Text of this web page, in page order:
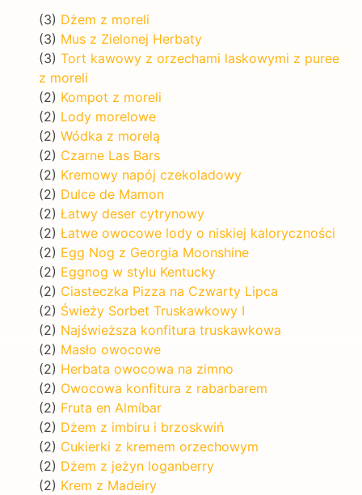
(3) Dżem z moreli
(3) Mus z Zielonej Herbaty
(3) Tort kawowy z orzechami laskowymi z puree
z moreli
(2) Kompot z moreli
(2) Lody morelowe
(2) Wódka z morelą
(2) Czarne Las Bars
(2) Kremowy napój czekoladowy
(2) Dulce de Mamon
(2) Łatwy deser cytrynowy
(2) Łatwe owocowe lody o niskiej kaloryczności
(2) Egg Nog z Georgia Moonshine
(2) Eggnog w stylu Kentucky
(2) Ciasteczka Pizza na Czwarty Lipca
(2) Świeży Sorbet Truskawkowy I
(2) Najświeższa konfitura truskawkowa
(2) Masło owocowe
(2) Herbata owocowa na zimno
(2) Owocowa konfitura z rabarbarem
(2) Fruta en Almíbar
(2) Dżem z imbiru i brzoskwiń
(2) Cukierki z kremem orzechowym
(2) Dżem z jeżyn loganberry
(2) Krem z Madeiry